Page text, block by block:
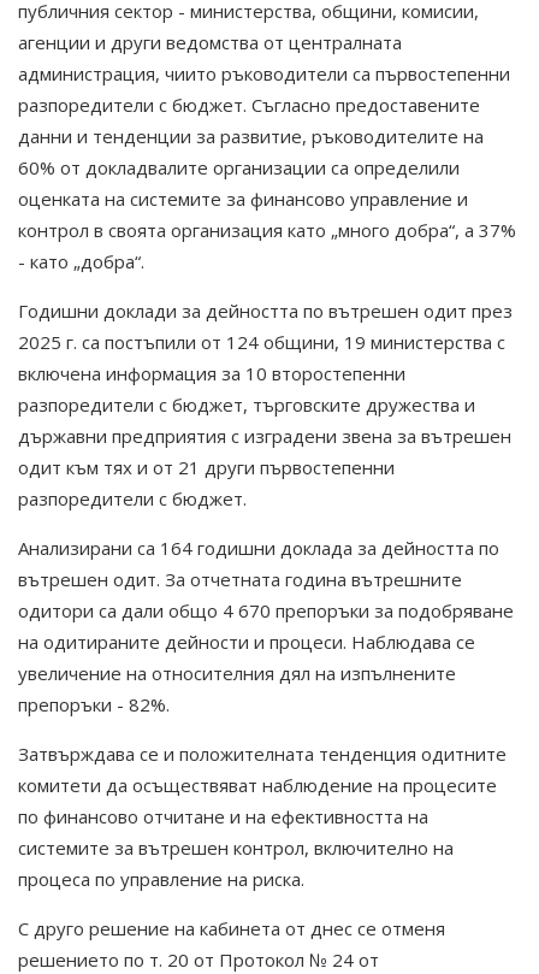
публичния сектор - министерства, общини, комисии,
агенции и други ведомства от централната
администрация, чиито ръководители са първостепенни
разпоредители с бюджет. Съгласно предоставените
данни и тенденции за развитие, ръководителите на
60% от докладвалите организации са определили
оценката на системите за финансово управление и
контрол в своята организация като „много добра“, а 37%
- като „добра“.
Годишни доклади за дейността по вътрешен одит през
2025 г. са постъпили от 124 общини, 19 министерства с
включена информация за 10 второстепенни
разпоредители с бюджет, търговските дружества и
държавни предприятия с изградени звена за вътрешен
одит към тях и от 21 други първостепенни
разпоредители с бюджет.
Анализирани са 164 годишни доклада за дейността по
вътрешен одит. За отчетната година вътрешните
одитори са дали общо 4 670 препоръки за подобряване
на одитираните дейности и процеси. Наблюдава се
увеличение на относителния дял на изпълнените
препоръки - 82%.
Затвърждава се и положителната тенденция одитните
комитети да осъществяват наблюдение на процесите
по финансово отчитане и на ефективността на
системите за вътрешен контрол, включително на
процеса по управление на риска.
С друго решение на кабинета от днес се отменя
решението по т. 20 от Протокол № 24 от